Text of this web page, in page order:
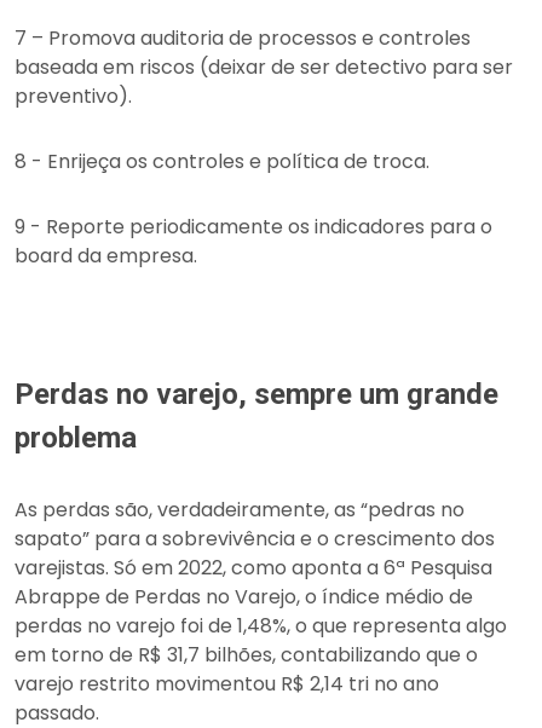
7 – Promova auditoria de processos e controles
baseada em riscos (deixar de ser detectivo para ser
preventivo).
8 - Enrijeça os controles e política de troca.
9 - Reporte periodicamente os indicadores para o
board da empresa.
Perdas no varejo, sempre um grande
problema
As perdas são, verdadeiramente, as “pedras no
sapato” para a sobrevivência e o crescimento dos
varejistas. Só em 2022, como aponta a 6ª Pesquisa
Abrappe de Perdas no Varejo, o índice médio de
perdas no varejo foi de 1,48%, o que representa algo
em torno de R$ 31,7 bilhões, contabilizando que o
varejo restrito movimentou R$ 2,14 tri no ano
passado.